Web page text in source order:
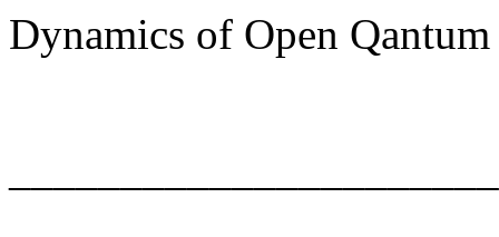
Dynamics of Open Qantum